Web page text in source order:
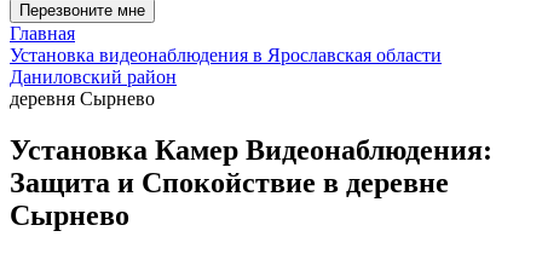
Перезвоните мне
Главная
Установка видеонаблюдения в Ярославская области
Даниловский район
деревня Сырнево
Установка Камер Видеонаблюдения:
Защита и Спокойствие в деревне
Сырнево